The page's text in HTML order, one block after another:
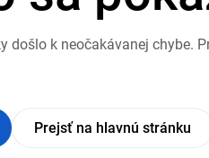
došlo k neočakávanej chybe.
Prejsť na hlavnú stránku